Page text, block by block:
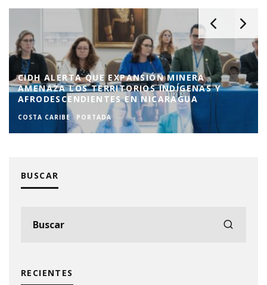
Y
EL BLUFF CELEBRA A LA VIRGEN DEL
CON BAUTIZOS Y CONFIRMACIONES
COSTA CARIBE PORTADA
BUSCAR
RECIENTES